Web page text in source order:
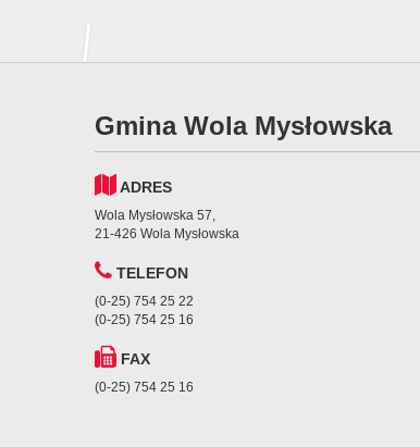
Gmina Wola Mysłowska
ADRES
Wola Mysłowska 57,
21-426 Wola Mysłowska
TELEFON
(0-25) 754 25 22
(0-25) 754 25 16
FAX
(0-25) 754 25 16